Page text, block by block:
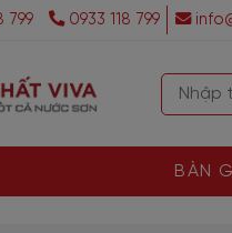
799 0933 118 799
BÀN